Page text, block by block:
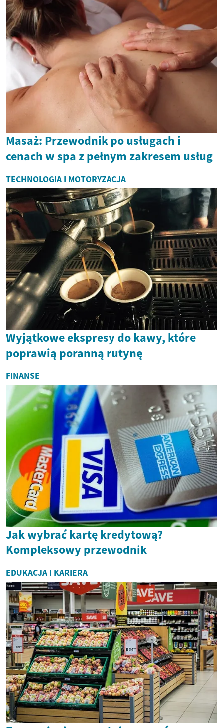
Masaż: Przewodnik po usługach i
cenach w spa z pełnym zakresem usług
TECHNOLOGIA I MOTORYZACJA
Wyjątkowe ekspresy do kawy, które
poprawią poranną rutynę
FINANSE
Jak wybrać kartę kredytową?
Kompleksowy przewodnik
EDUKACJA I KARIERA